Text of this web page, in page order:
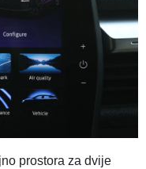
prostora za dvije